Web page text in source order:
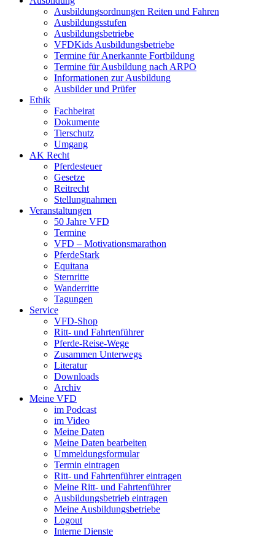
Ausbildungsordnungen Reiten und Fahren
Ausbildungsstufen
Ausbildungsbetriebe
VFDKids Ausbildungsbetriebe
Termine für Anerkannte Fortbildung
Termine für Ausbildung nach ARPO
Informationen zur Ausbildung
Ausbilder und Prüfer
Ethik
Fachbeirat
Dokumente
Tierschutz
Umgang
AK Recht
Pferdesteuer
Gesetze
Reitrecht
Stellungnahmen
Veranstaltungen
50 Jahre VFD
Termine
VFD – Motivationsmarathon
PferdeStark
Equitana
Sternritte
Wanderritte
Tagungen
Service
VFD-Shop
Ritt- und Fahrtenführer
Pferde-Reise-Wege
Zusammen Unterwegs
Literatur
Downloads
Archiv
Meine VFD
im Podcast
im Video
Meine Daten
Meine Daten bearbeiten
Ummeldungsformular
Termin eintragen
Ritt- und Fahrtenführer eintragen
Meine Ritt- und Fahrtenführer
Ausbildungsbetrieb eintragen
Meine Ausbildungsbetriebe
Logout
Interne Dienste